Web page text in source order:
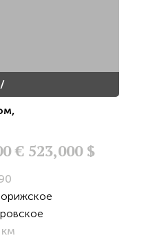
/
,
€ 523,000 $